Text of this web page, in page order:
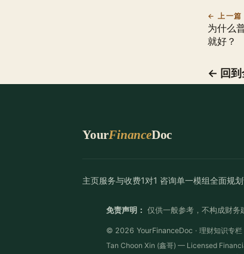
← 上一篇
为什么
就好？
← 回到
YourFinanceDoc
主页服务与收费1对1 咨询单一模组全面规划
免责声明： 仅供一般参考，不构成财务
© 2026 YourFinanceDoc · 理财知识专栏
Tan Choon Xin (鑫哥) — Licensed